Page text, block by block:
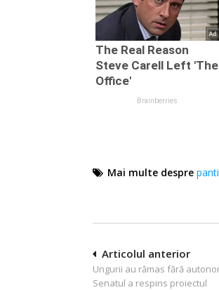
Mai multe despre
Navigare
în
Articolul anterior
Ungurii au rămas fără
Senatul a respins proiectul